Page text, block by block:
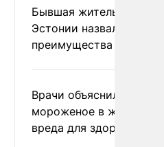
Бывшая жительница
Эстонии назвала
преимущества России
Врачи объяснили, как
мороженое в жару без
вреда для здоровья